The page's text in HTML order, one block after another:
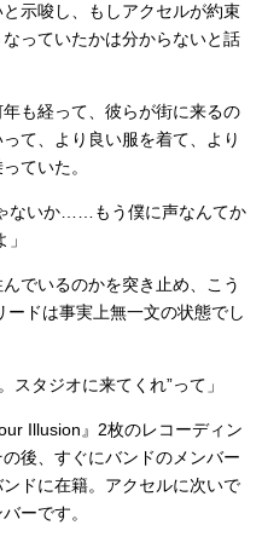
示唆し、もしアクセルが約束
っていたかは分からないと話
も経って、彼らが街に来るの
て、より良い服を着て、より
ていた。
ないか……もう僕に声なんてか
でいるのかを突き止め、こう
ドは事実上無一文の状態でし
スタジオに来てくれ”って」
Illusion』2枚のレコーディン
後、すぐにバンドのメンバー
ドに在籍。アクセルに次いで
ーです。